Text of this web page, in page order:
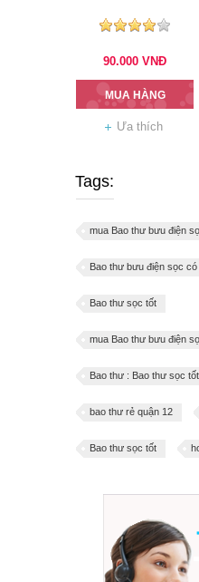
90.000 VNĐ
MUA HÀNG
Ưa thích
Tags:
mua Bao thư bưu điện
Bao thư bưu điện sọc
Bao thư sọc tốt
mua Bao thư bưu điện
Bao thư : Bao thư sọc tốt
bao thư rẻ quận 12
Bao thư sọc tốt